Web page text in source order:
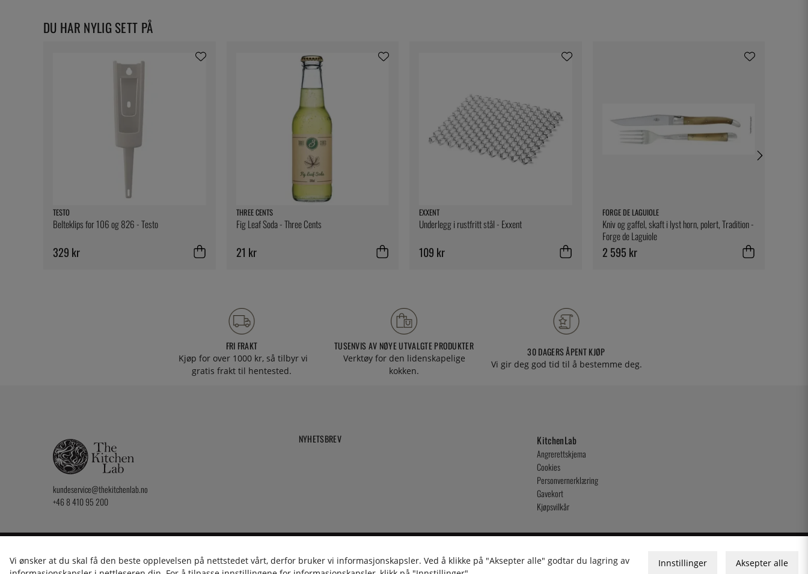
DU HAR NYLIG SETT PÅ
TESTO
Belteklips for 106 og 826 - Testo
329 kr
THREE CENTS
Fig Leaf Soda - Three Cents
21 kr
EXXENT
Underlegg i rustfritt stål - Exxent
109 kr
FORGE DE LAGUIOLE
Kniv og gaffel, skaft i lyst horn, polert, Tradition -
Forge de Laguiole
2 595 kr
FRI FRAKT
Kjøp for over 1000 kr, så tilbyr vi
gratis frakt til hentested.
TUSENVIS AV NØYE UTVALGTE PRODUKTER
Verktøy for den lidenskapelige
kokken.
30 DAGERS ÅPENT KJØP
Vi gir deg god tid til å bestemme deg.
kundeservice@thekitchenlab.no
+46 8 410 95 200
NYHETSBREV KitchenLab
Angrerettskjema
Cookies
Personvernerklæring
Gavekort
Kjøpsvilkår
2026 KitchenLab AB
Vi ønsker at du skal få den beste opplevelsen på nettstedet vårt, derfor bruker vi informasjonskapsler. Ved å klikke på "Aksepter alle" godtar du lagring av
Innstillinger Aksepter alle